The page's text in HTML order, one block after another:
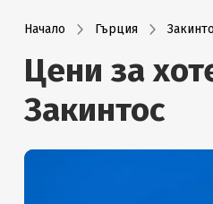
Начало Гърция
Цени за
Закинтос